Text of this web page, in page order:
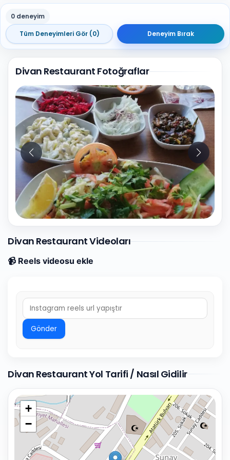
0 deneyim
Tüm Deneyimleri Gör (0)
Deneyim Bırak
Divan Restaurant Fotoğraflar
10Fotoğraf
Divan Restaurant Videoları
📹 Reels videosu ekle
Gönder
Divan Restaurant Yol Tarifi / Nasıl Gidilir
+
−